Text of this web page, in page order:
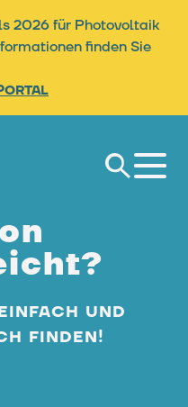
2026 für Photovoltaik
finden Sie
Portal
Suche
und
finden!